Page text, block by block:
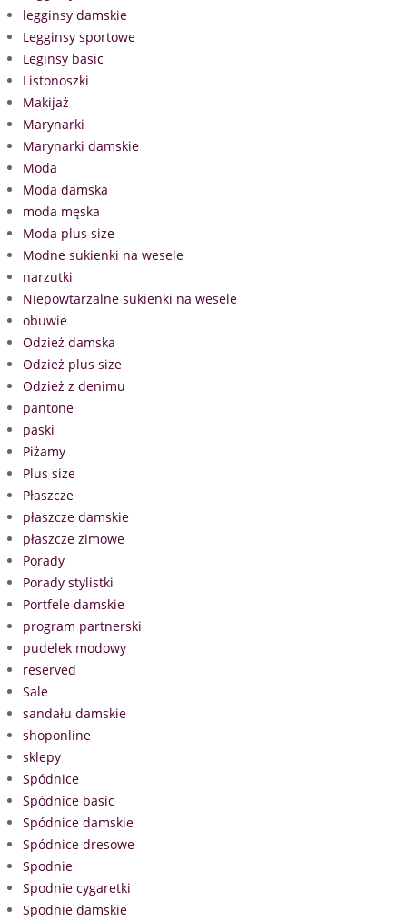
legginsy damskie
Legginsy sportowe
Leginsy basic
Listonoszki
Makijaż
Marynarki
Marynarki damskie
Moda
Moda damska
moda męska
Moda plus size
Modne sukienki na wesele
narzutki
Niepowtarzalne sukienki na wesele
obuwie
Odzież damska
Odzież plus size
Odzież z denimu
pantone
paski
Piżamy
Plus size
Płaszcze
płaszcze damskie
płaszcze zimowe
Porady
Porady stylistki
Portfele damskie
program partnerski
pudelek modowy
reserved
Sale
sandału damskie
shoponline
sklepy
Spódnice
Spódnice basic
Spódnice damskie
Spódnice dresowe
Spodnie
Spodnie cygaretki
Spodnie damskie